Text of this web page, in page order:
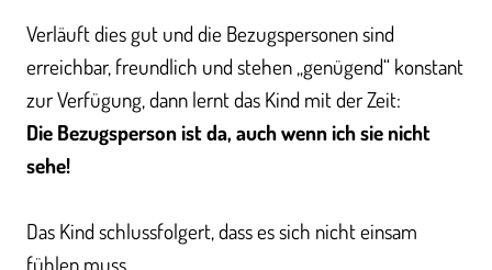
Verläuft dies gut und die Bezugspersonen sind
erreichbar, freundlich und stehen „genügend“ konstant
zur Verfügung, dann lernt das Kind mit der Zeit:
Die Bezugsperson ist da, auch wenn ich sie nicht
sehe!
Das Kind schlussfolgert, dass es sich nicht einsam
fühlen muss.